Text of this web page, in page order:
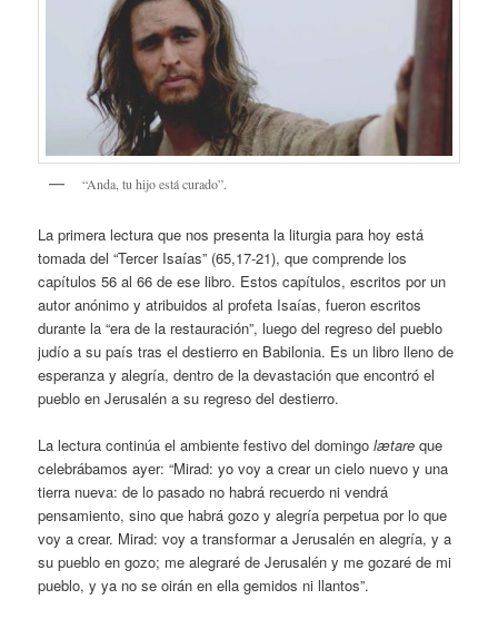
“Anda, tu hijo está curado”.
La primera lectura que nos presenta la liturgia para hoy está
tomada del “Tercer Isaías” (65,17-21), que comprende los
capítulos 56 al 66 de ese libro. Estos capítulos, escritos por un
autor anónimo y atribuidos al profeta Isaías, fueron escritos
durante la “era de la restauración”, luego del regreso del pueblo
judío a su país tras el destierro en Babilonia. Es un libro lleno de
esperanza y alegría, dentro de la devastación que encontró el
pueblo en Jerusalén a su regreso del destierro.
La lectura continúa el ambiente festivo del domingolætare que
celebrábamos ayer: “Mirad: yo voy a crear un cielo nuevo y una
tierra nueva: de lo pasado no habrá recuerdo ni vendrá
pensamiento, sino que habrá gozo y alegría perpetua por lo que
voy a crear. Mirad: voy a transformar a Jerusalén en alegría, y a
su pueblo en gozo; me alegraré de Jerusalén y me gozaré de mi
pueblo, y ya no se oirán en ella gemidos ni llantos”.